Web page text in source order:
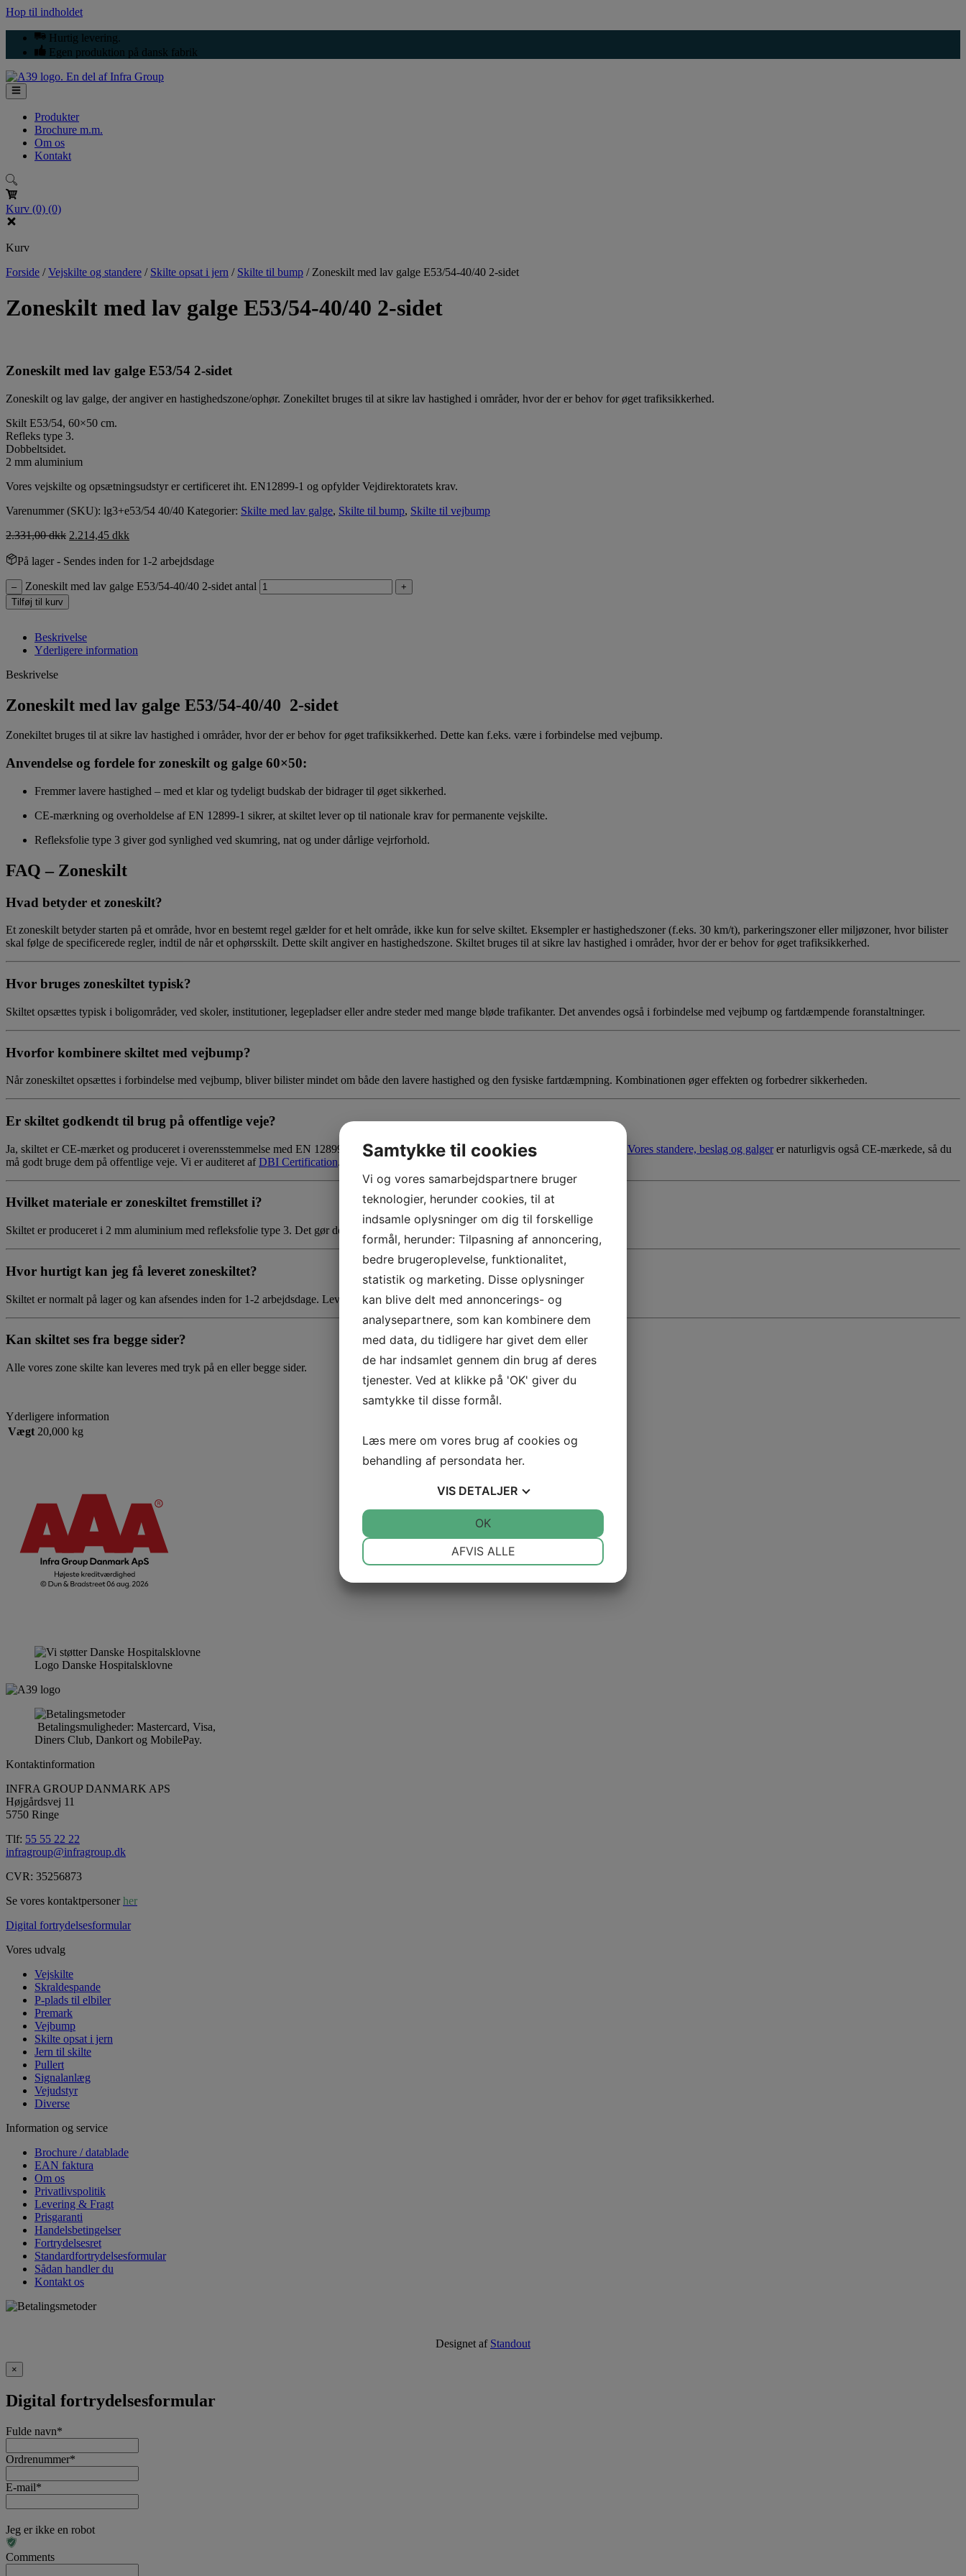
Hop til indholdet
Hurtig levering.
Egen produktion på dansk fabrik
Produkter
Brochure m.m.
Om os
Kontakt
Kurv (0) (0)
Kurv
Forside /Vejskilte og standere / Skilte opsat i jern / Skilte til bump / Zoneskilt med lav galge E53/54-40/40 2-sidet
Zoneskilt med lav galge E53/54-40/40 2-sidet
Zoneskilt med lav galge E53/54 2-sidet
Zoneskilt og lav galge, derangiveren hastighedszone/ophør. Zonekiltet bruges til at sikre lav hastighed i områder, hvor der er behov for øget trafiksikkerhed.
Skilt E53/54, 60×50 cm.
Refleks type 3.
Dobbeltsidet.
2 mm aluminium
Vores vejskilte og opsætningsudstyr er certificeret iht. EN12899-1 og opfylder Vejdirektoratets krav.
Varenummer (SKU): lg3+e53/54 40/40 Kategorier: Skilte med lav galge, Skilte til bump, Skilte til vejbump
2.331,00dkk 2.214,45 dkk
På lager- Sendes inden for 1-2 arbejdsdage
– Zoneskilt med lav galge E53/54-40/40 2-sidet antal
+
Tilføj til kurv
Beskrivelse
Yderligere information
Beskrivelse
Zoneskilt med lav galge E53/54-40/40 2-sidet
Zonekiltet bruges til at sikre lav hastighed i områder, hvor der er behov for øget trafiksikkerhed. Dette kan f.eks. være i forbindelse med vejbump.
Anvendelse og fordele for zoneskilt og galge 60×50:
Fremmer lavere hastighed – med et klar og tydeligt budskab der bidrager til øget sikkerhed.
CE-mærkning og overholdelse af EN 12899-1 sikrer, at skiltet lever op til nationale krav for permanente vejskilte.
Refleksfolie type 3 giver god synlighed ved skumring, nat og under dårlige vejrforhold.
FAQ – Zoneskilt
Hvad betyder et zoneskilt?
Et zoneskilt betyder starten på et område, hvor en bestemt regel gælder for et helt område, ikke kun for selve skiltet. Eksempler er hastighedszoner (f.eks. 30 km/t), parkeringszoner eller miljøzoner, hvor bilister
skal følge de specificerede regler, indtil de når et ophørsskilt. Dette skilt angiver en hastighedszone. Skiltet bruges til at sikre lav hastighed i områder, hvor der er behov for øget trafiksikkerhed.
Hvor bruges zoneskiltet typisk?
Skiltet opsættes typisk i boligområder, ved skoler, institutioner, legepladser eller andre steder med mange bløde trafikanter. Det anvendes også i forbindelse med vejbump og fartdæmpende foranstaltninger.
Hvorfor kombinere skiltet med vejbump?
Når zoneskiltet opsættes i forbindelse med vejbump, bliver bilister mindet om både den lavere hastighed og den fysiske fartdæmpning. Kombinationen øger effekten og forbedrer sikkerheden.
Er skiltet godkendt til brug på offentlige veje?
Ja, skiltet er CE-mærket og produceret i overensstemmelse med EN 12899-1. Det opfylder Vejdirektoratets krav til permanente vejskilte. Vores standere, beslag og galgerer naturligvis også CE-mærkede, så du
må godt bruge dem på offentlige veje. Vi er auditeret afDBI Certification. Du finder vores
Hvilket materiale er zoneskiltet fremstillet i?
Skiltet er produceret i 2 mm aluminium med refleksfolie type 3. Det gør det robust, vejrbestandigt og let at se både dag og nat.
Hvor hurtigt kan jeg få leveret zoneskiltet?
Skiltet er normalt på lager og kan afsendes inden for 1-2 arbejdsdage. Leveringstiden afhænger af fragtløsningen.
Kan skiltet ses fra begge sider?
Alle vores zone skilte kan leveres med tryk på en eller begge sider.
Yderligere information
Vægt 20,000 kg
Logo Danske Hospitalsklovne
Betalingsmuligheder: Mastercard, Visa,
Diners Club, Dankort og MobilePay.
Kontaktinformation
INFRA GROUP DANMARK APS
Højgårdsvej 11
5750 Ringe
Tlf: 55 55 22 22
infragroup@infragroup.dk
CVR: 35256873
Se vores kontaktpersonerher
Digital fortrydelsesformular
Vores udvalg
Vejskilte
Skraldespande
P-plads til elbiler
Premark
Vejbump
Skilte opsat i jern
Jern til skilte
Pullert
Signalanlæg
Vejudstyr
Diverse
Information og service
Brochure / datablade
EAN faktura
Om os
Privatlivspolitik
Levering & Fragt
Prisgaranti
Handelsbetingelser
Fortrydelsesret
Standardfortrydelsesformular
Sådan handler du
Kontakt os
Designet af Standout
×
Digital fortrydelsesformular
Fulde navn*
Ordrenummer*
E-mail*
Jeg er ikke en robot
Comments
Samtykke til cookies
Vi og vores samarbejdspartnere bruger
teknologier, herunder cookies, til at
indsamle oplysninger om dig til forskellige
formål, herunder: Tilpasning af annoncering,
bedre brugeroplevelse, funktionalitet,
statistik og marketing. Disse oplysninger
kan blive delt med annoncerings- og
analysepartnere, som kan kombinere dem
med data, du tidligere har givet dem eller
de har indsamlet gennem din brug af deres
tjenester. Ved at klikke på 'OK' giver du
samtykke til disse formål.
Læs mere om vores brug af cookies og
behandling af persondata her.
VIS DETALJER
AFVIS ALLE
OK